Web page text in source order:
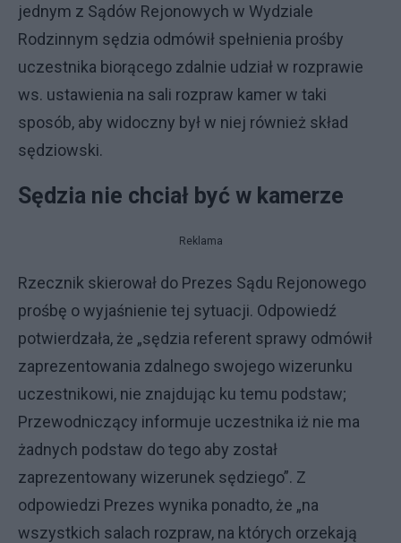
jednym z Sądów Rejonowych w Wydziale
Rodzinnym sędzia odmówił spełnienia prośby
uczestnika biorącego zdalnie udział w rozprawie
ws. ustawienia na sali rozpraw kamer w taki
sposób, aby widoczny był w niej również skład
sędziowski.
Sędzia nie chciał być w kamerze
Reklama
Rzecznik skierował do Prezes Sądu Rejonowego
prośbę o wyjaśnienie tej sytuacji. Odpowiedź
potwierdzała, że „sędzia referent sprawy odmówił
zaprezentowania zdalnego swojego wizerunku
uczestnikowi, nie znajdując ku temu podstaw;
Przewodniczący informuje uczestnika iż nie ma
żadnych podstaw do tego aby został
zaprezentowany wizerunek sędziego”. Z
odpowiedzi Prezes wynika ponadto, że „na
wszystkich salach rozpraw, na których orzekają